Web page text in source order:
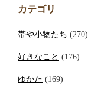
カテゴリ
帯や小物たち (270)
好きなこと (176)
ゆかた (169)